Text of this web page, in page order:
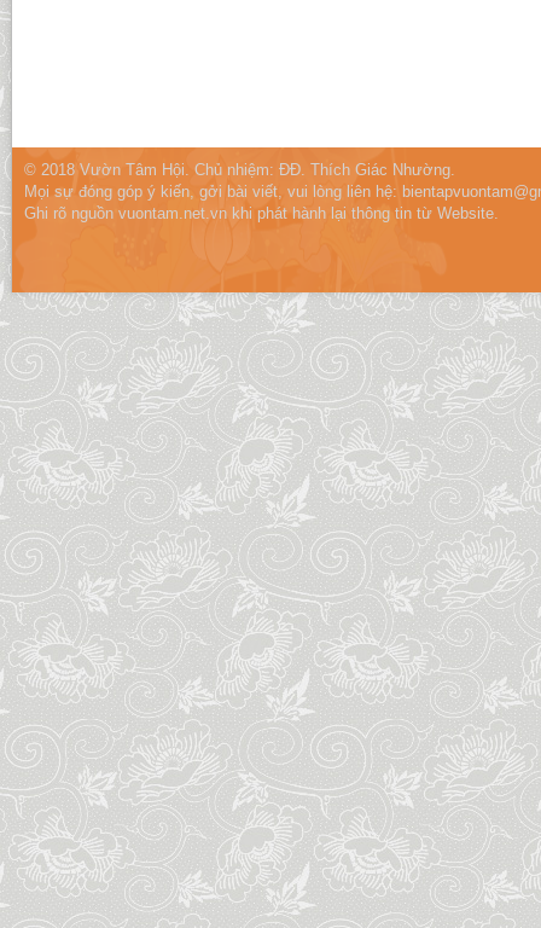
© 2018 Vườn Tâm Hội. Chủ nhiệm: ĐĐ. Thích Giác Nhường.
Mọi sự đóng góp ý kiến, gởi bài viết, vui lòng liên hệ:
Ghi rõ nguồn vuontam.net.vn khi phát hành lại thông tin từ Website.